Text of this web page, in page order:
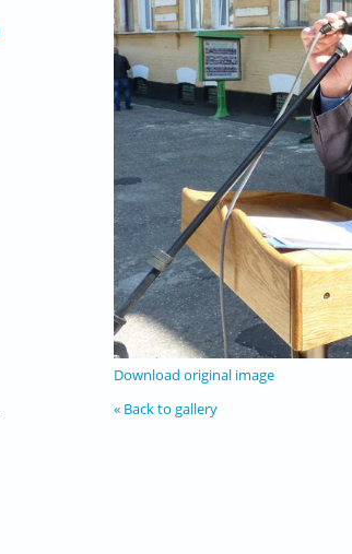
Download original image
« Back to gallery